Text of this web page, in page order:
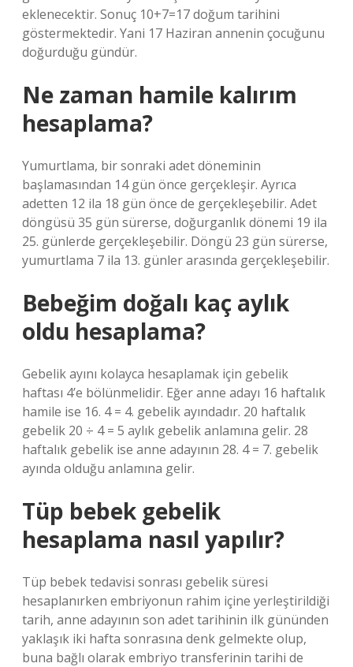
eklenecektir. Sonuç 10+7=17 doğum tarihini
göstermektedir. Yani 17 Haziran annenin çocuğunu
doğurduğu gündür.
Ne zaman hamile kalırım
hesaplama?
Yumurtlama, bir sonraki adet döneminin
başlamasından 14 gün önce gerçekleşir. Ayrıca
adetten 12 ila 18 gün önce de gerçekleşebilir. Adet
döngüsü 35 gün sürerse, doğurganlık dönemi 19 ila
25. günlerde gerçekleşebilir. Döngü 23 gün sürerse,
yumurtlama 7 ila 13. günler arasında gerçekleşebilir.
Bebeğim doğalı kaç aylık
oldu hesaplama?
Gebelik ayını kolayca hesaplamak için gebelik
haftası 4’e bölünmelidir. Eğer anne adayı 16 haftalık
hamile ise 16. 4 = 4. gebelik ayındadır. 20 haftalık
gebelik 20 ÷ 4 = 5 aylık gebelik anlamına gelir. 28
haftalık gebelik ise anne adayının 28. 4 = 7. gebelik
ayında olduğu anlamına gelir.
Tüp bebek gebelik
hesaplama nasıl yapılır?
Tüp bebek tedavisi sonrası gebelik süresi
hesaplanırken embriyonun rahim içine yerleştirildiği
tarih, anne adayının son adet tarihinin ilk gününden
yaklaşık iki hafta sonrasına denk gelmekte olup,
buna bağlı olarak embriyo transferinin tarihi de